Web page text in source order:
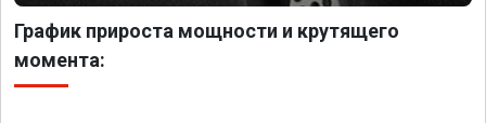
График прироста мощности и крутящего
момента: